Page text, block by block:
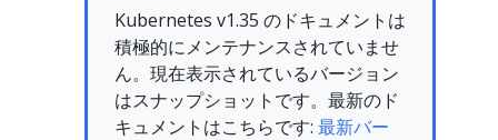
Kubernetes v1.35 のドキュメントは
積極的にメンテナンスされていませ
ん。現在表示されているバージョン
はスナップショットです。最新のド
キュメントはこちらです: 最新バー